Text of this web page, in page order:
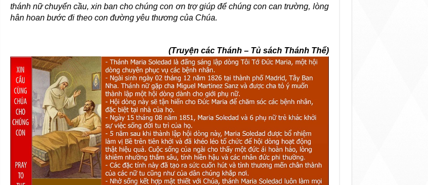
thánh nữ chuyển cầu, xin ban cho chúng con ơn trợ giúp để chúng con can trường, lòng
hân hoan bước đi theo con đường yêu thương của Chúa.
(Truyện các Thánh – Tủ sách Thánh Thể)